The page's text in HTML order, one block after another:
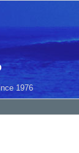
1 since